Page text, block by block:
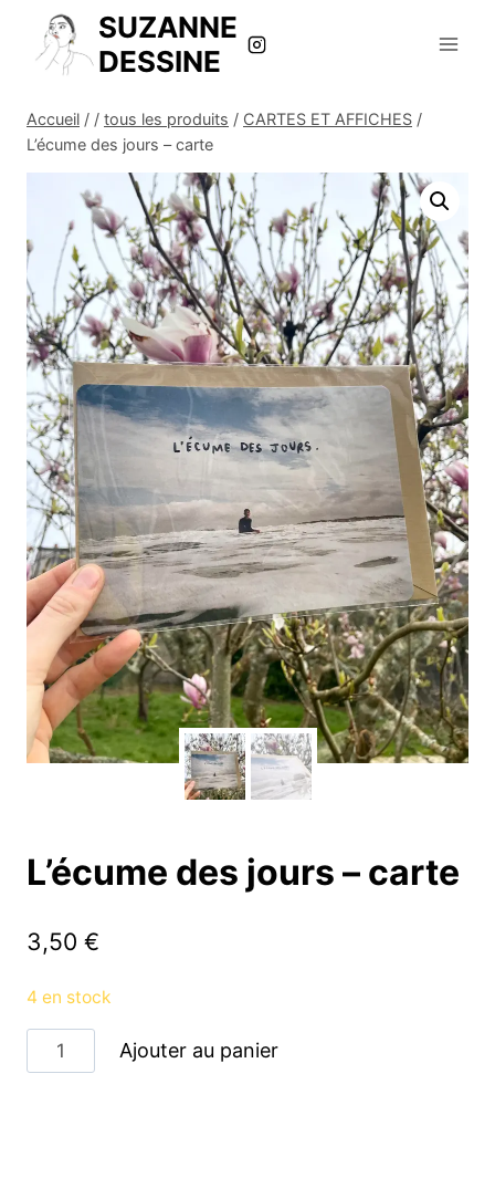
contenu
SUZANNE
DESSINE
Accueil / / tous les produits / CARTES ET AFFICHES /
L’écume des jours – carte
L’écume des jours – carte
3,50 €
4 en stock
quantité
de
Ajouter au panier